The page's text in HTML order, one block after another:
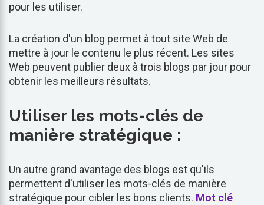
pour les utiliser.
La création d'un blog permet à tout site Web de
mettre à jour le contenu le plus récent. Les sites
Web peuvent publier deux à trois blogs par jour pour
obtenir les meilleurs résultats.
Utiliser les mots-clés de
manière stratégique :
Un autre grand avantage des blogs est qu'ils
permettent d'utiliser les mots-clés de manière
stratégique pour cibler les bons clients. Mot clé